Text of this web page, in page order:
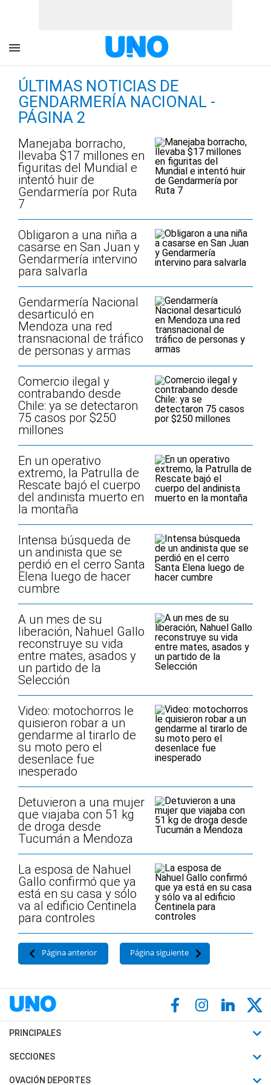
ÚLTIMAS NOTICIAS DE
GENDARMERÍA NACIONAL -
PÁGINA 2
Manejaba borracho,
llevaba $17 millones en
figuritas del Mundial e
intentó huir de
Gendarmería por Ruta
7
Obligaron a una niña a
casarse en San Juan y
Gendarmería intervino
para salvarla
Gendarmería Nacional
desarticuló en
Mendoza una red
transnacional de tráfico
de personas y armas
Comercio ilegal y
contrabando desde
Chile: ya se detectaron
75 casos por $250
millones
En un operativo
extremo, la Patrulla de
Rescate bajó el cuerpo
del andinista muerto en
la montaña
Intensa búsqueda de
un andinista que se
perdió en el cerro Santa
Elena luego de hacer
cumbre
A un mes de su
liberación, Nahuel Gallo
reconstruye su vida
entre mates, asados y
un partido de la
Selección
Video: motochorros le
quisieron robar a un
gendarme al tirarlo de
su moto pero el
desenlace fue
inesperado
Detuvieron a una mujer
que viajaba con 51 kg
de droga desde
Tucumán a Mendoza
La esposa de Nahuel
Gallo confirmó que ya
está en su casa y sólo
va al edificio Centinela
para controles
Página anterior Página siguiente
PRINCIPALES
Últimas Noticias
Política
SECCIONES
Horóscopo
OVACIÓN DEPORTES